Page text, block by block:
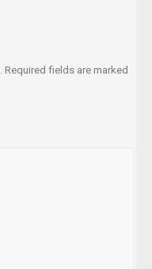
Required fields are marked